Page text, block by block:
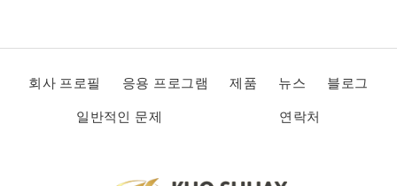
회사 프로필 응용 프로그램 제품 뉴스 블로그
일반적인 문제 연락처